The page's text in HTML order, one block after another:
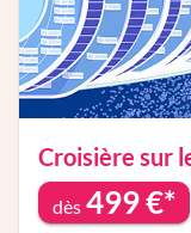
Croisière sur
dès 499€*